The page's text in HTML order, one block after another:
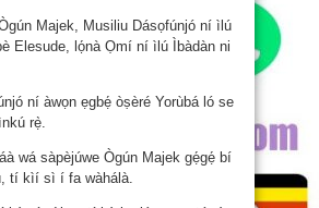
Majek, Musiliu Dásọfúnjó ní ìlú
Elesude, lọ́nà Ọmí ní ìlú Ìbàdàn ni
ní àwọn ẹgbẹ́ òṣèré Yorùbá ló se
rẹ̀.
wá sàpèjúwe Ògún Majek gẹ́gẹ́ bí
tí kìí sì í fa wàhálà.